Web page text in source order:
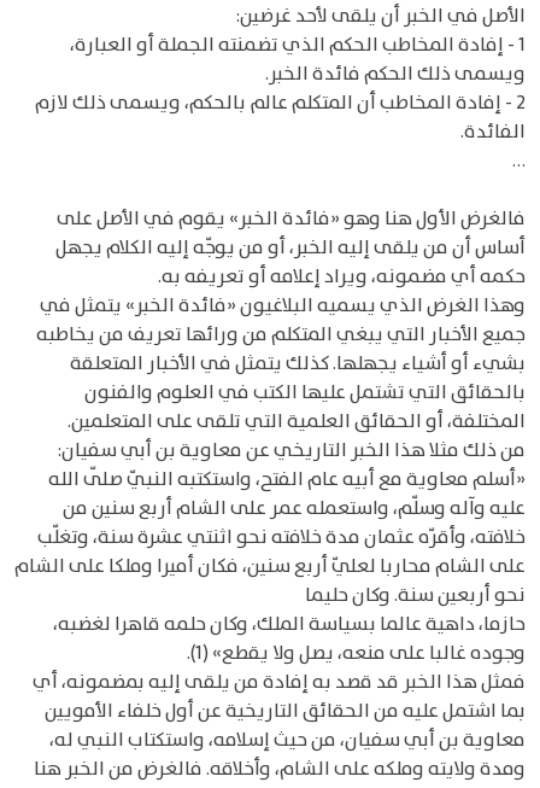
الأصل في الخبر أن يلقى لأحد غرضين:
1 - إفادة المخاطب الحكم الذي تضمنته الجملة أو العبارة،
ويسمى ذلك الحكم فائدة الخبر.
2 - إفادة المخاطب أن المتكلم عالم بالحكم، ويسمى ذلك لازم
الفائدة.
…
فالغرض الأول هنا وهو «فائدة الخبر» يقوم في الأصل على
أساس أن من يلقى إليه الخبر، أو من يوجّه إليه الكلام يجهل
حكمه أي مضمونه، ويراد إعلامه أو تعريفه به.
وهذا الغرض الذي يسميه البلاغيون «فائدة الخبر» يتمثل في
جميع الأخبار التي يبغي المتكلم من ورائها تعريف من يخاطبه
بشيء أو أشياء يجهلها. كذلك يتمثل في الأخبار المتعلقة
بالحقائق التي تشتمل عليها الكتب في العلوم والفنون
المختلفة، أو الحقائق العلمية التي تلقى على المتعلمين.
من ذلك مثلا هذا الخبر التاريخي عن معاوية بن أبي سفيان:
«أسلم معاوية مع أبيه عام الفتح، واستكتبه النبيّ صلّى الله
عليه وآله وسلّم، واستعمله عمر على الشام أربع سنين من
خلافته، وأقرّه عثمان مدة خلافته نحو اثنتي عشرة سنة، وتغلّب
على الشام محاربا لعليّ أربع سنين، فكان أميرا وملكا على الشام
نحو أربعين سنة. وكان حليما
حازما، داهية عالما بسياسة الملك، وكان حلمه قاهرا لغضبه،
وجوده غالبا على منعه، يصل ولا يقطع» (1).
فمثل هذا الخبر قد قصد به إفادة من يلقى إليه بمضمونه، أي
بما اشتمل عليه من الحقائق التاريخية عن أول خلفاء الأمويين
معاوية بن أبي سفيان، من حيث إسلامه، واستكتاب النبي له،
ومدة ولايته وملكه على الشام، وأخلاقه. فالغرض من الخبر هنا